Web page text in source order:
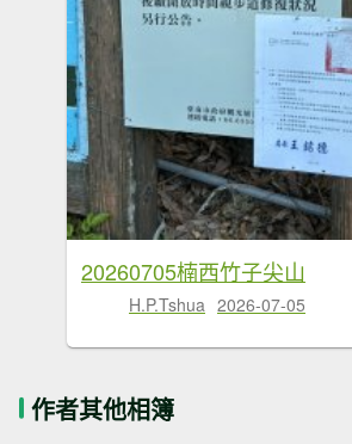
20260705楠西竹子尖山
H.P.Tshua 2026-07-05
作者其他相簿